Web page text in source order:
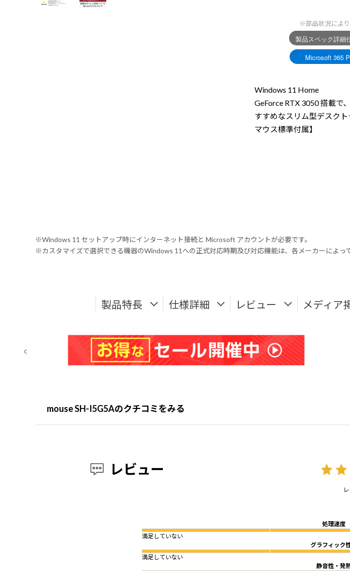
※部品状況によ
Windows 11 Home
GeForce RTX 3050 搭載で
すすめなスリム型デスク
マウス標準付属】
※Windows 11 セットアップ時にインターネット接続と Microsoft アカウントが必要です。
※カスタマイズで選択できる機器のWindows 11への正式対応時期及び対応機能は、各メーカーによっ
製品特長 仕様詳細 レビュー メディア
mouse SH-I5G5Aのクチコミをみる
レビュー
処理速度
満足していない
グラフィック
満足していない
静音性・発